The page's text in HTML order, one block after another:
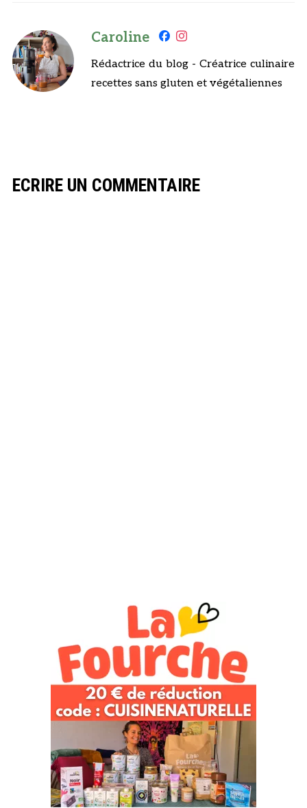
Caroline
Rédactrice du blog - Créatrice culinaire
recettes sans gluten et végétaliennes
ECRIRE UN COMMENTAIRE